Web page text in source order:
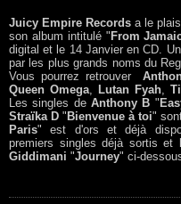
Juicy Empire Records a le
son album intitulé " From
digital et le 14 Janvier en CD.
par les plus grands noms du
Vous pourrez retrouver
Queen Omega, Lutan Fyah,
Les singles deAnthony B "
Straïka D " Bienvenue à toi"
Paris" est d'ors et déjà
premiers singles déjà sortis
Giddimani "Journey" ci-